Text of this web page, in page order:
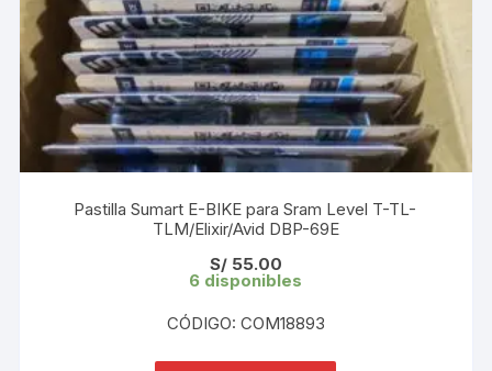
Pastilla Sumart E-BIKE para Sram Level T-TL-
TLM/Elixir/Avid DBP-69E
S/55.00
6 disponibles
CÓDIGO: COM18893